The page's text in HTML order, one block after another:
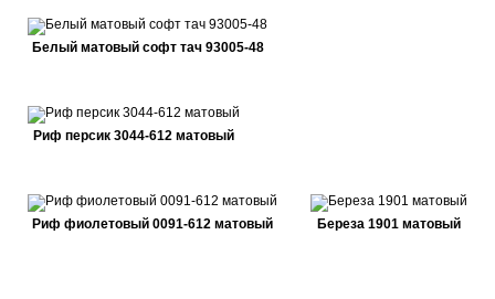
Белый матовый софт тач 93005-48
Риф персик 3044-612 матовый
Риф фиолетовый 0091-612 матовый Береза 1901 матовый